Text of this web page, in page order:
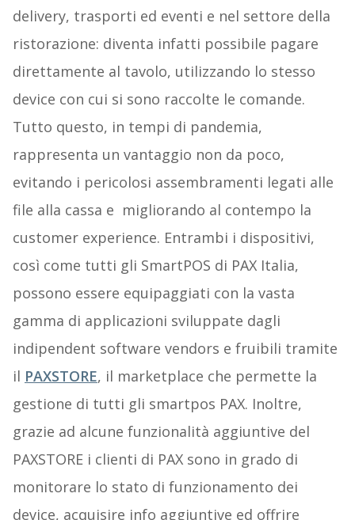
delivery, trasporti ed eventi e nel settore della
ristorazione: diventa infatti possibile pagare
direttamente al tavolo, utilizzando lo stesso
device con cui si sono raccolte le comande.
Tutto questo, in tempi di pandemia,
rappresenta un vantaggio non da poco,
evitando i pericolosi assembramenti legati alle
file alla cassa e migliorando al contempo la
customer experience. Entrambi i dispositivi,
così come tutti gli SmartPOS di PAX Italia,
possono essere equipaggiati con la vasta
gamma di applicazioni sviluppate dagli
indipendent software vendors e fruibili tramite
il PAXSTORE, il marketplace che permette la
gestione di tutti gli smartpos PAX. Inoltre,
grazie ad alcune funzionalità aggiuntive del
PAXSTORE i clienti di PAX sono in grado di
monitorare lo stato di funzionamento dei
device, acquisire info aggiuntive ed offrire